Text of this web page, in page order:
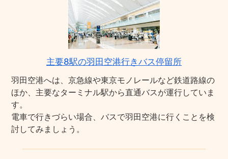
主要8駅の羽田空港行きバス停留所
羽田空港へは、京急線や東京モノレールなど鉄道路線の
ほか、主要なターミナル駅から直通バスが運行していま
す。
電車で行きづらい場合、バスで羽田空港に行くことを検
討してみましょう。